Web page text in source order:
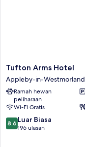
Tufton
Arms
Hotel
Appleby-
Westmorland
Tufton Arms Hotel
Appleby-in-Westmorland
Ramah hewan
peliharaan
Wi-Fi Gratis
8.6
dari
8,6 Luar Biasa
196 ulasan